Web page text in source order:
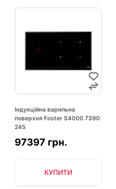
Індукційна варильна
поверхня Foster S4000 7390
245
97397 грн.
КУПИТИ